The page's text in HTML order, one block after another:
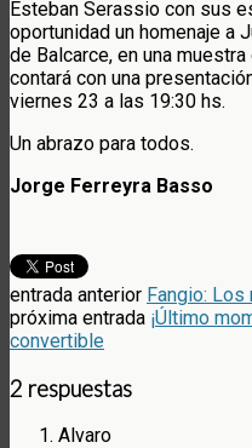
Esteban Serassio con sus
oportunidad un homenaje a
de Balcarce, en una
contará con una
viernes 23 a las 19:30 hs.
Un abrazo para todos.
Jorge Ferreyra Basso
entrada anterior Fangio:
próxima entrada ¡Último
convertible
2 respuestas
Alvaro